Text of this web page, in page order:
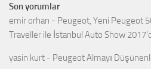
Son yorumlar
emir orhan - Peugeot, Yeni Peugeot
Traveller ile İstanbul Auto Show
yasin kurt - Peugeot Almayı